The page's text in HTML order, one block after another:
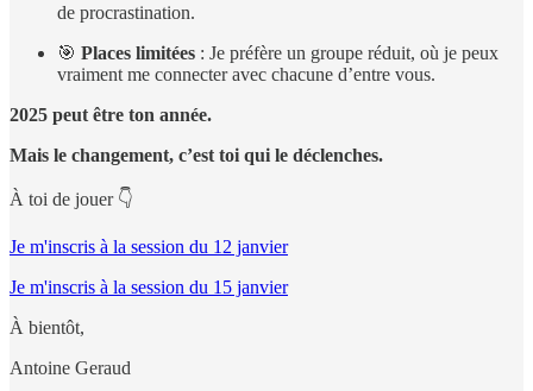
de procrastination.
🎯 Places limitées : Je préfère un groupe réduit, où je peux
vraiment me connecter avec chacune d’entre vous.
2025 peut être ton année.
Mais le changement, c’est toi qui le déclenches.
À toi de jouer 👇
Je m'inscris à la session du 12 janvier
Je m'inscris à la session du 15 janvier
À bientôt,
Antoine Geraud